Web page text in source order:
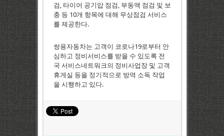
검, 타이어 공기압 점검, 부동액 점검 및 보
충 등 10개 항목에 대해 무상점검 서비스
를 제공한다.
쌍용자동차는 고객이 코로나19로부터 안
심하고 정비서비스를 받을 수 있도록 전
국 서비스네트워크의 정비사업장 및 고객
휴게실 등을 정기적으로 방역 소독 작업
을 시행하고 있다.